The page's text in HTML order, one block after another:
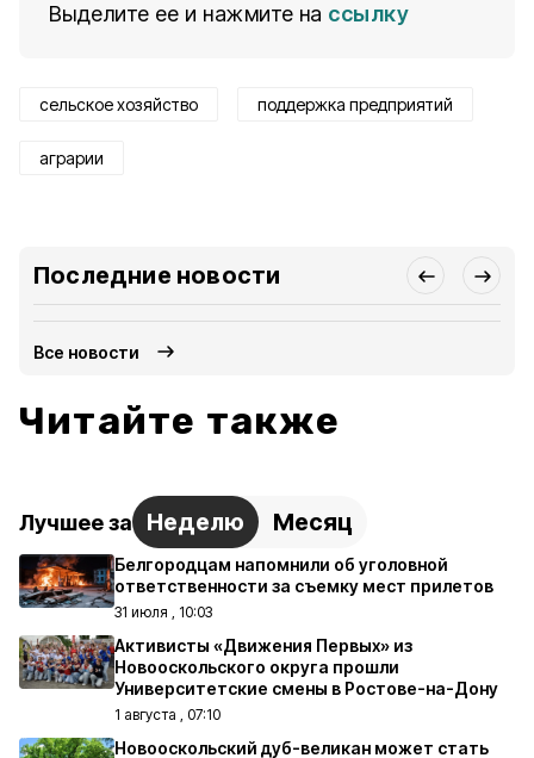
Выделите ее и нажмите на ссылку
сельское хозяйство поддержка предприятий
аграрии
Последние новости
Все новости
Читайте также
Лучшее за Неделю Месяц
Белгородцам напомнили об уголовной
ответственности за съемку мест прилетов
31 июля , 10:03
Активисты «Движения Первых» из
Новооскольского округа прошли
Университетские смены в Ростове-на-Дону
1 августа , 07:10
Новооскольский дуб-великан может стать